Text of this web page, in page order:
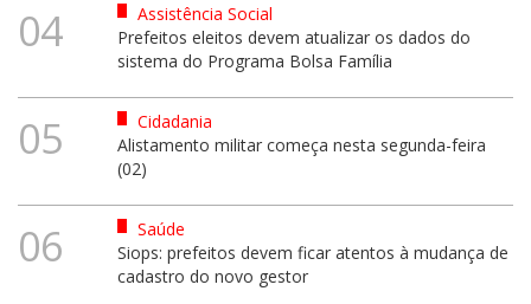
04
Assistência Social
Prefeitos eleitos devem atualizar os dados do
sistema do Programa Bolsa Família
05
Cidadania
Alistamento militar começa nesta segunda-feira
(02)
06
Saúde
Siops: prefeitos devem ficar atentos à mudança de
cadastro do novo gestor